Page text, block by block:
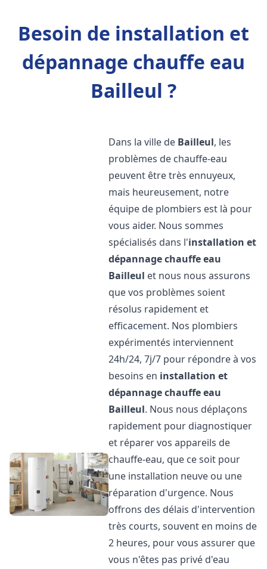
Besoin de installation et
dépannage chauffe eau
Bailleul ?
Dans la ville de Bailleul, les
problèmes de chauffe-eau
peuvent être très ennuyeux,
mais heureusement, notre
équipe de plombiers est là pour
vous aider. Nous sommes
spécialisés dans l'installation et
dépannage chauffe eau
Bailleul et nous nous assurons
que vos problèmes soient
résolus rapidement et
efficacement. Nos plombiers
expérimentés interviennent
24h/24, 7j/7 pour répondre à vos
besoins en installation et
dépannage chauffe eau
Bailleul. Nous nous déplaçons
rapidement pour diagnostiquer
et réparer vos appareils de
chauffe-eau, que ce soit pour
une installation neuve ou une
réparation d'urgence. Nous
offrons des délais d'intervention
très courts, souvent en moins de
2 heures, pour vous assurer que
vous n'êtes pas privé d'eau